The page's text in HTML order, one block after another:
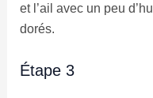
et l’ail avec un peu
dorés.
Étape 3